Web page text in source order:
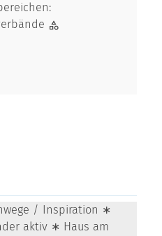
/ Inspiration ∗
aktiv ∗ Haus am